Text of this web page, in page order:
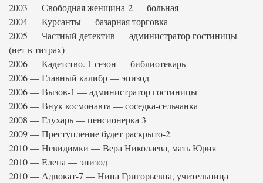
2003 — Свободная женщина-2 — больная
2004 — Курсанты — базарная торговка
2005 — Частный детектив — администратор гостиницы
(нет в титрах)
2006 — Кадетство. 1 сезон — библиотекарь
2006 — Главный калибр — эпизод
2006 — Вызов-1 — администратор гостиницы
2006 — Внук космонавта — соседка-сельчанка
2008 — Глухарь — пенсионерка 3
2009 — Преступление будет раскрыто-2
2010 — Невидимки — Вера Николаева, мать Юрия
2010 — Елена — эпизод
2010 — Адвокат-7 — Нина Григорьевна, учительница